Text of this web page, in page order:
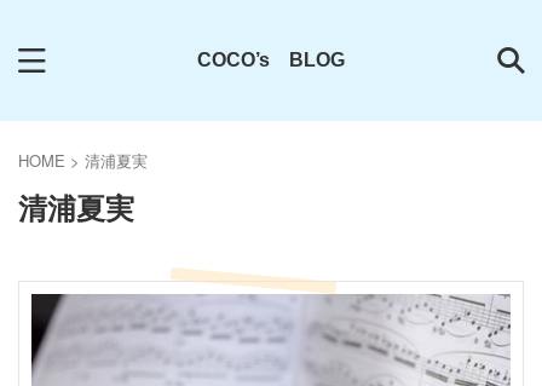
COCO’s BLOG
HOME > 清浦夏実
清浦夏実